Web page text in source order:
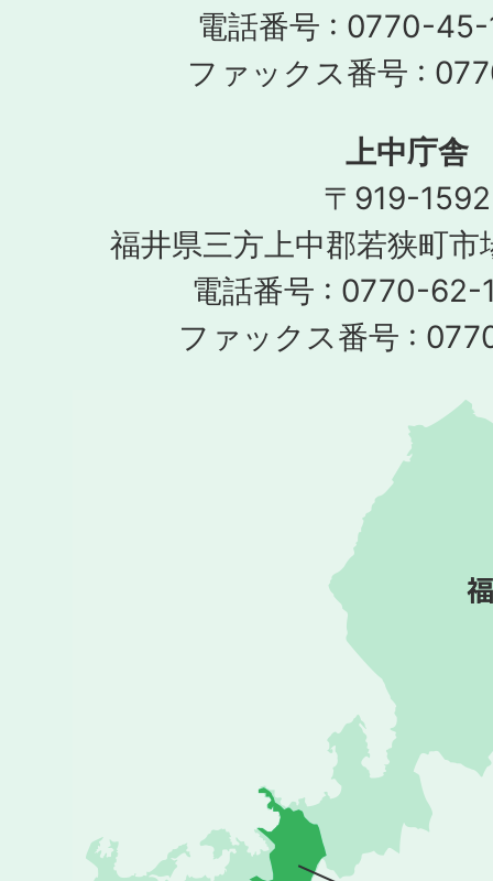
電話番号 : 0770-45-
ファックス番号 :
上中庁舎
〒919-1592
福井県三方上中郡若狭町
電話番号 : 0770-62-
ファックス番号 :